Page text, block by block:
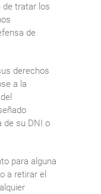
de tratar los
de
derechos
a la
de su DNI o
para alguna
a retirar el